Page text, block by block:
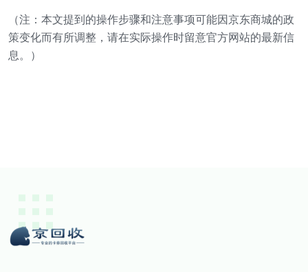
（注：本文提到的操作步骤和注意事项可能因京东商城的政
策变化而有所调整，请在实际操作时留意官方网站的最新信
息。）